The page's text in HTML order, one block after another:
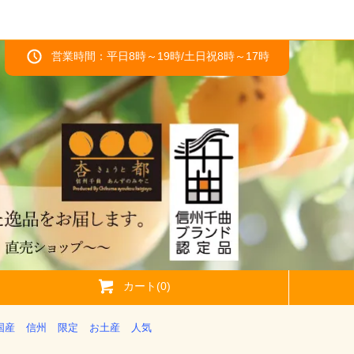
営業時間：平日8時～19時/土日祝8時～17時
カート(0)
産 信州 限定 お土産 人気